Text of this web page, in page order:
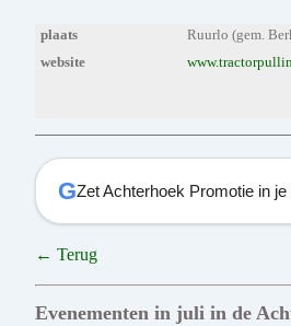
plaats
Ruurlo (gem.
website
GZet Achterhoek Promotie in
← Terug
Evenementen in juli in de